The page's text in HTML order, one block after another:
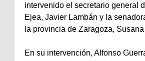
intervenido el secretario general
Ejea, Javier Lambán y la
la provincia de Zaragoza,
En su intervención, Alfonso